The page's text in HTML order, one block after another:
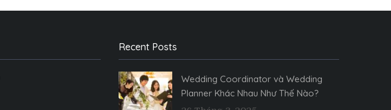
Recent Posts
Wedding Coordinator và Wedding
Planner Khác Nhau Như Thế Nào?